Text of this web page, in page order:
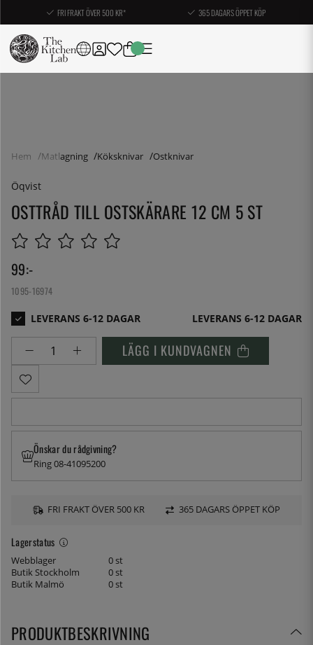
FRI FRAKT ÖVER 500 KR* 365 DAGARS ÖPPET KÖP
Hem Matlagning Köksknivar Ostknivar
Öqvist
OSTTRÅD TILL OSTSKÄRARE 12 CM 5 ST
99:-
1095-16974
LEVERANS 6-12 DAGAR
LÄGG I KUNDVAGNEN
Lagerstatus
Webblager
0 st
Butik Stockholm
0 st
Butik Malmö
0 st
Önskar du rådgivning?
Ring 08-41095200
FRI FRAKT ÖVER 500 KR 365 DAGARS ÖPPET KÖP
PRODUKTBESKRIVNING